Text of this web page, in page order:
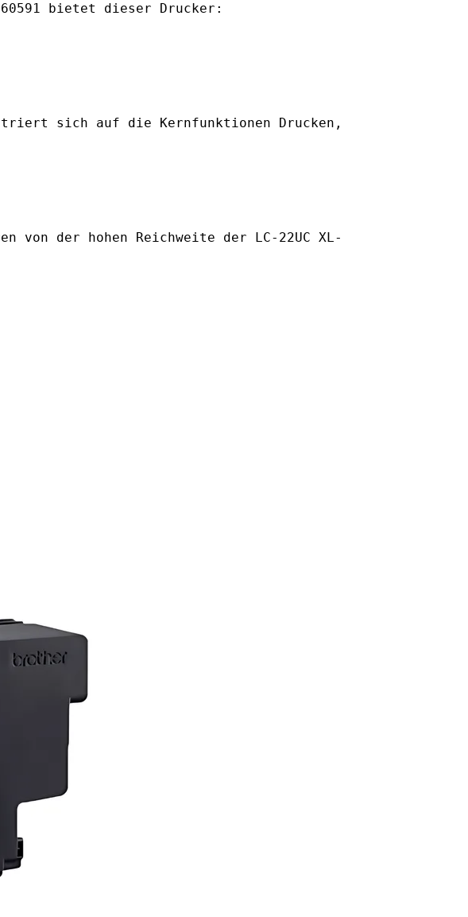
bietet dieser Drucker:
sich auf die Kernfunktionen Drucken,
der hohen Reichweite der LC-22UC XL-